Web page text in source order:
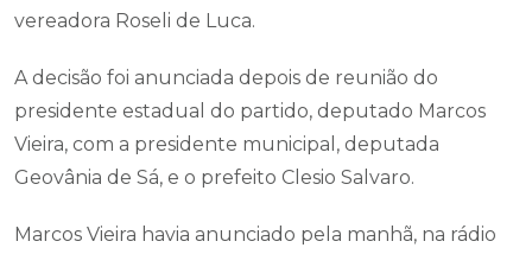
vereadora Roseli de Luca.
A decisão foi anunciada depois de reunião do
presidente estadual do partido, deputado Marcos
Vieira, com a presidente municipal, deputada
Geovânia de Sá, e o prefeito Clesio Salvaro.
Marcos Vieira havia anunciado pela manhã, na rádio